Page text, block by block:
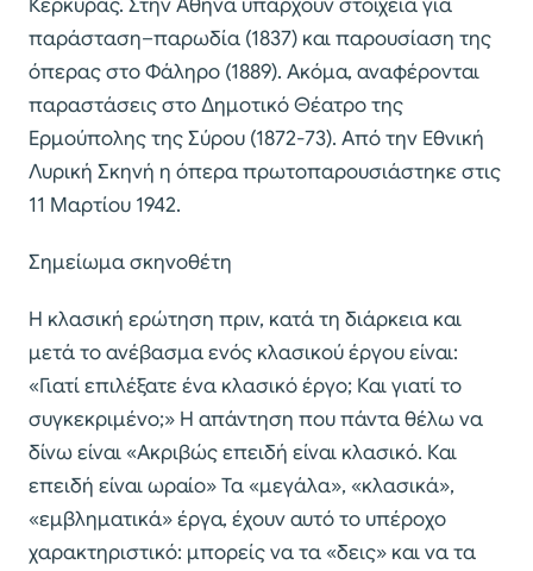
παράσταση–παρωδία (1837) και παρουσίαση της
όπερας στο Φάληρο (1889). Ακόµα, αναφέρονται
παραστάσεις στο Δηµοτικό Θέατρο της
Ερµούπολης της Σύρου (1872-73). Από την Εθνική
Λυρική Σκηνή η όπερα πρωτοπαρουσιάστηκε στις
11 Μαρτίου 1942.
Σημείωμα σκηνοθέτη
Η κλασική ερώτηση πριν, κατά τη διάρκεια και
µετά το ανέβασµα ενός κλασικού έργου είναι:
«Γιατί επιλέξατε ένα κλασικό έργο; Και γιατί το
συγκεκριµένο;» Η απάντηση που πάντα θέλω να
δίνω είναι «Ακριβώς επειδή είναι κλασικό. Και
επειδή είναι ωραίο» Τα «µεγάλα», «κλασικά»,
«εµβληµατικά» έργα, έχουν αυτό το υπέροχο
χαρακτηριστικό: µπορείς να τα «δεις» και να τα